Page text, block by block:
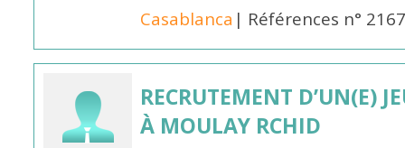
Casablanca | Références n°
RECRUTEMENT D’UN(E)
À MOULAY RCHID